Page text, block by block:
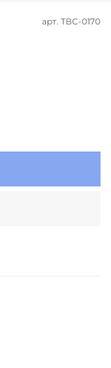
арт. ТВС-0170